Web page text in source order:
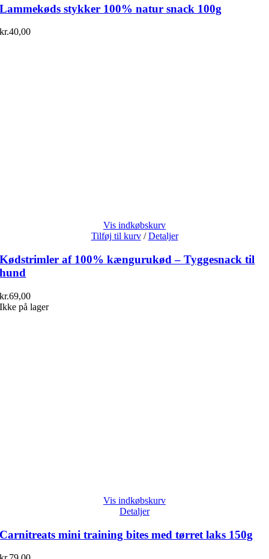
Lammekøds stykker 100% natur snack 100g
kr.40,00
Vis indkøbskurv
Tilføj til kurv / Detaljer
Kødstrimler af 100% kængurukød – Tyggesnack til
hund
kr.69,00
Ikke på lager
Vis indkøbskurv
Detaljer
Carnitreats mini training bites med tørret laks 150g